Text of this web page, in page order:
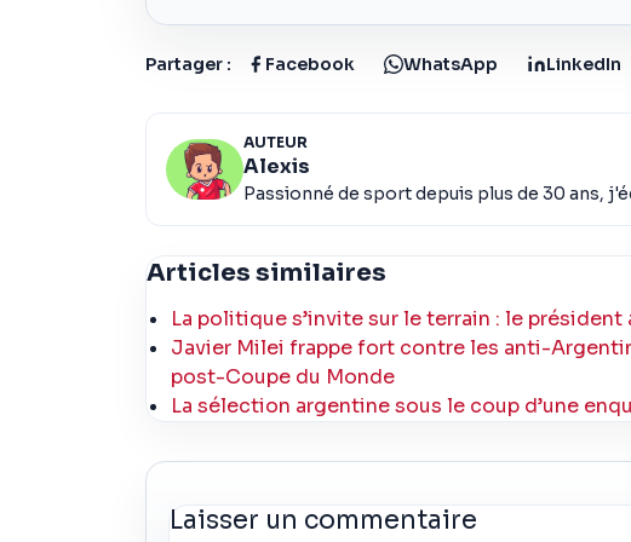
Partager : Facebook WhatsApp LinkedIn
AUTEUR
Alexis
Passionné de sport depuis plus de 30 ans,
Articles similaires
La politique s’invite sur le terrain : le
Javier Milei frappe fort contre les anti-
post-Coupe du Monde
La sélection argentine sous le coup d’une
Laisser un commentaire